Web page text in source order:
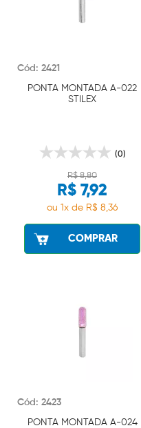
Cód: 2421
PONTA MONTADA A-022
STILEX
(0)
R$ 8,80
R$ 7,92
ou 1x de R$ 8,36
COMPRAR
Cód: 2423
PONTA MONTADA A-024